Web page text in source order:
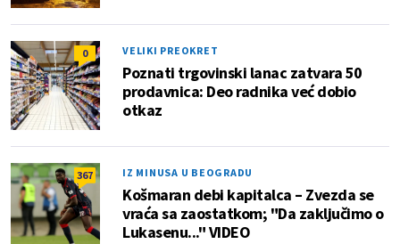
0 VELIKI PREOKRET
Poznati trgovinski lanac zatvara 50
prodavnica: Deo radnika već dobio
otkaz
367 IZ MINUSA U BEOGRADU
Košmaran debi kapitalca – Zvezda se
vraća sa zaostatkom; "Da zaključimo o
Lukasenu..." VIDEO